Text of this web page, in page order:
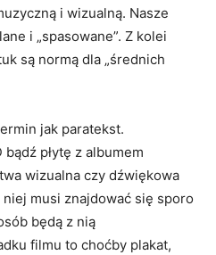
i wizualną. Nasze
i „spasowane”. Z kolei
są normą dla „średnich
jak paratekst.
płytę z albumem
wizualna czy dźwiękowa
niej musi znajdować się sporo
będą z nią
filmu to choćby plakat,